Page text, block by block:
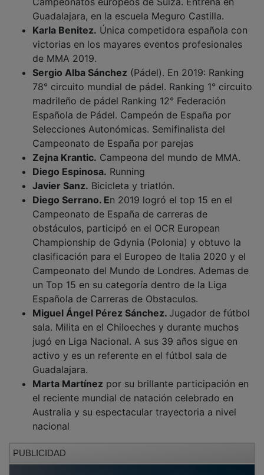
Guadalajara, en la escuela Meguro Castilla.
Karla Benitez.Única competidora española con
victorias en los mayares eventos profesionales
de MMA 2019.
Sergio Alba Sánchez
78° circuito mundial de pádel. Ranking 1° circuito
madrileño de pádel Ranking 12° Federación
Española de Pádel. Campeón de España por
Selecciones Autonómicas. Semifinalista del
Campeonato de España por parejas
Zejna Krantic.Campeona del mundo de MMA.
Diego Espinosa.Running
Javier Sanz.Bicicleta y triatlón.
Diego Serrano. En 2019 logró el top 15 en el
Campeonato de España de carreras de
obstáculos, participó en el OCR European
Championship de Gdynia (Polonia) y obtuvo la
clasificación para el Europeo de Italia 2020 y el
Campeonato del Mundo de Londres. Ademas de
un Top 15 en su categoría dentro de la Liga
Española de Carreras de Obstaculos.
Miguel Ángel Pérez Sánchez.Jugador de fútbol
sala. Milita en el Chiloeches y durante muchos
jugó en Liga Nacional. A sus 39 años sigue en
activo y es un referente en el fútbol sala de
Guadalajara.
Marta Martínez
el reciente mundial de natación celebrado en
Australia y su espectacular trayectoria a nivel
nacional